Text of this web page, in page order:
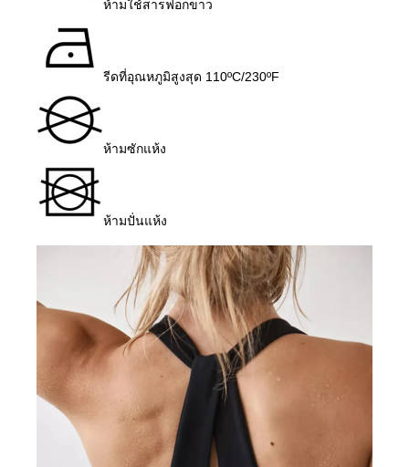
ห้ามใช้สารฟอกขาว
รีดที่อุณหภูมิสูงสุด 110ºC/230ºF
ห้ามซักแห้ง
ห้ามปั่นแห้ง